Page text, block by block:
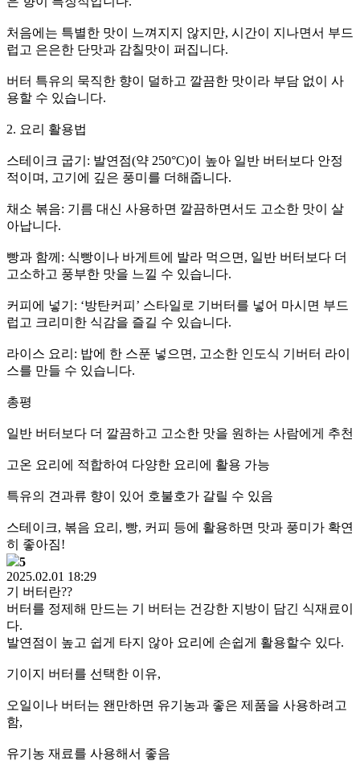
처음에는 특별한 맛이 느껴지지 않지만, 시간이 지나면서 부드
럽고 은은한 단맛과 감칠맛이 퍼집니다.
버터 특유의 묵직한 향이 덜하고 깔끔한 맛이라 부담 없이 사
용할 수 있습니다.
2. 요리 활용법
스테이크 굽기: 발연점(약 250°C)이 높아 일반 버터보다 안정
적이며, 고기에 깊은 풍미를 더해줍니다.
채소 볶음: 기름 대신 사용하면 깔끔하면서도 고소한 맛이 살
아납니다.
빵과 함께: 식빵이나 바게트에 발라 먹으면, 일반 버터보다 더
고소하고 풍부한 맛을 느낄 수 있습니다.
커피에 넣기: ‘방탄커피’ 스타일로 기버터를 넣어 마시면 부드
럽고 크리미한 식감을 즐길 수 있습니다.
라이스 요리: 밥에 한 스푼 넣으면, 고소한 인도식 기버터 라이
스를 만들 수 있습니다.
총평
일반 버터보다 더 깔끔하고 고소한 맛을 원하는 사람에게 추천
고온 요리에 적합하여 다양한 요리에 활용 가능
특유의 견과류 향이 있어 호불호가 갈릴 수 있음
스테이크, 볶음 요리, 빵, 커피 등에 활용하면 맛과 풍미가 확연
히 좋아짐!
5
2025.02.01 18:29
기 버터란??
버터를 정제해 만드는 기 버터는 건강한 지방이 담긴 식재료이
다.
발연점이 높고 쉽게 타지 않아 요리에 손쉽게 활용할수 있다.
기이지 버터를 선택한 이유,
오일이나 버터는 왠만하면 유기농과 좋은 제품을 사용하려고
함,
유기농 재료를 사용해서 좋음